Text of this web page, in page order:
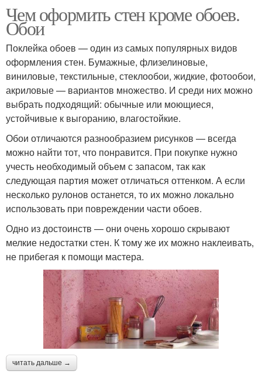
Чем оформить стен кроме обоев.
Обои
Поклейка обоев — один из самых популярных видов
оформления стен. Бумажные, флизелиновые,
виниловые, текстильные, стеклообои, жидкие, фотообои,
акриловые — вариантов множество. И среди них можно
выбрать подходящий: обычные или моющиеся,
устойчивые к выгоранию, влагостойкие.
Обои отличаются разнообразием рисунков — всегда
можно найти тот, что понравится. При покупке нужно
учесть необходимый объем с запасом, так как
следующая партия может отличаться оттенком. А если
несколько рулонов останется, то их можно локально
использовать при повреждении части обоев.
Одно из достоинств — они очень хорошо скрывают
мелкие недостатки стен. К тому же их можно наклеивать,
не прибегая к помощи мастера.
читать дальше →